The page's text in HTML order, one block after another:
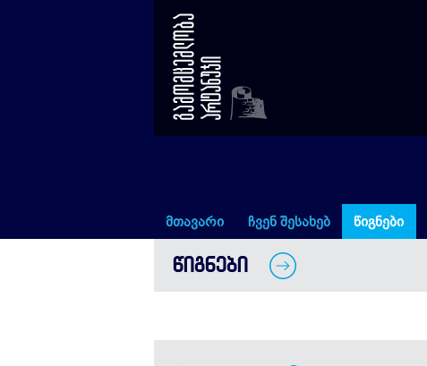
მთავარი ჩვენ შესახებ წიგნები
ᲬᲘᲒᲜᲔᲑᲘ